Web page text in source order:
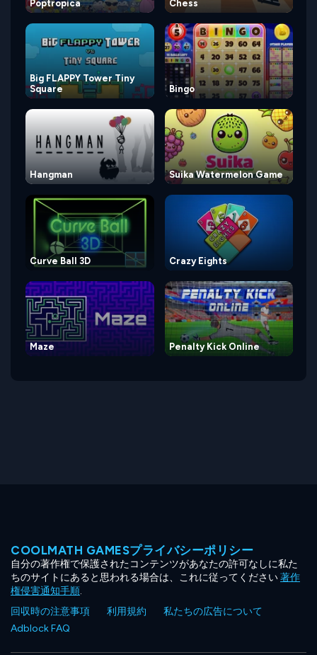
Poptropica Chess
Big FLAPPY Tower Tiny
Square
Bingo
Hangman Suika Watermelon Game
Curve Ball 3D Crazy Eights
Maze Penalty Kick Online
COOLMATH GAMESプライバシーポリシー
自分の著作権で保護されたコンテンツがあなたの許可なしに私た
ちのサイトにあると思われる場合は、これに従ってください著作
権侵害通知手順.
回収時の注意事項
利用規約
私たちの広告について
Adblock FAQ